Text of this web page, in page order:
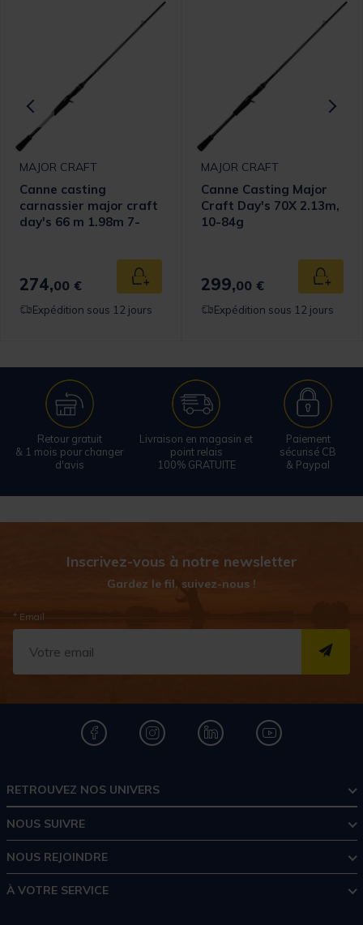
panier
MAJOR CRAFT
Canne casting
carnassier major craft
day's 66 m 1.98m 7-
274,00 € Ajouter au panier
Expédition sous 12 jours
MAJOR CRAFT
Canne Casting Major
Craft Day's 70X 2.13m,
10-84g
299,00 €
Expédition sous 12 jours
Retour gratuit
& 1 mois pour changer
d'avis
Livraison en magasin et
point relais
100% GRATUITE
Paiement
sécurisé CB
& Paypal
Inscrivez-vous à notre newsletter
Gardez le fil, suivez-nous !
* Email
RETROUVEZ NOS UNIVERS
NOUS SUIVRE
NOUS REJOINDRE
À VOTRE SERVICE